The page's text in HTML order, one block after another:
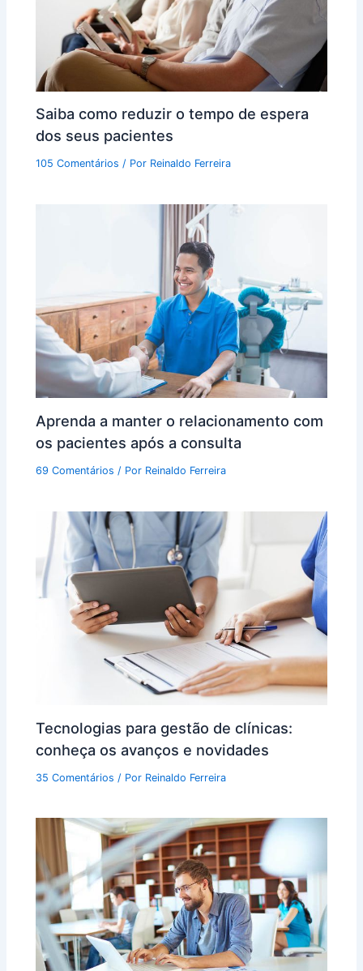
Saiba como reduzir o tempo de espera
dos seus pacientes
105 Comentários / Por Reinaldo Ferreira
Aprenda a manter o relacionamento com
os pacientes após a consulta
69 Comentários / Por Reinaldo Ferreira
Tecnologias para gestão de clínicas:
conheça os avanços e novidades
35 Comentários / Por Reinaldo Ferreira